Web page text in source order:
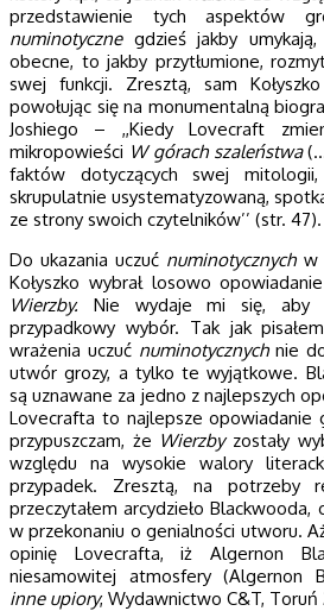
przedstawienie tych aspektów
numinotycznegdzieś jakby
obecne, to jakby przytłumione,
swej funkcji. Zresztą, sam
powołując się na monumentalną
Joshiego – ,,Kiedy Lovecraft
mikropowieści W górach szaleństwa
faktów dotyczących swej
skrupulatnie usystematyzowaną,
ze strony swoich czytelników’’ (str. 47).
Do ukazania uczuć numinotycznychw
Kołyszko wybrał losowo
Wierzby. Nie wydaje mi się, aby
przypadkowy wybór. Tak jak
wrażenia uczuć numinotycznychnie
utwór grozy, a tylko te wyjątkowe.
są uznawane za jedno z najlepszych
Lovecrafta to najlepsze opowiadanie
przypuszczam, że Wierzbyzostały
względu na wysokie walory
przypadek. Zresztą, na potrzeby
przeczytałem arcydzieło
w przekonaniu o genialności utworu.
opinię Lovecrafta, iż Algernon
niesamowitej atmosfery (Algernon
inne upiory, Wydawnictwo C&T, Toruń